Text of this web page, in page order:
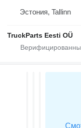
Эстония, Tallinn
TruckParts Eesti OÜ